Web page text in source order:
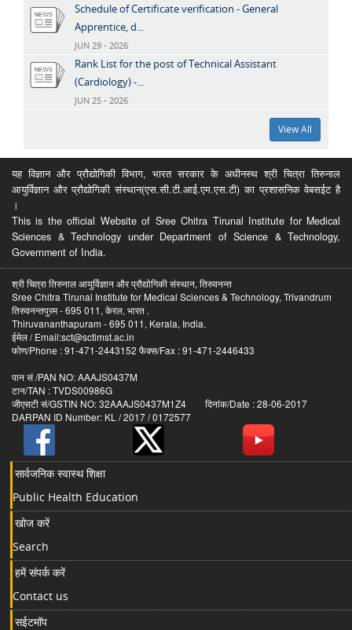
Schedule of Certificate verification - General
Apprentice, d...
JUN 29 - 2026
Rank List for the post of Technical Assistant
(Cardiology) -...
JUN 25 - 2026
View All
यह विज्ञान और प्रौद्योगिकी विभाग, भारत सरकार के अधीनस्थ श्री चित्रा तिरुनाल
आयुर्विज्ञान और प्रौद्योगिकी संस्थान(एस.सी.टी.आई.एम.एस.टी) का प्रशासनिक वेबसईट है
।
This is the official Website of Sree Chitra Tirunal Institute for Medical
Sciences & Technology under Department of Science & Technology,
Government of India.
श्री चित्रा तिरुनाल आयुर्विज्ञान और प्रौद्योगिकी संस्थान, तिरुवनन्त
Sree Chitra Tirunal Institute for Medical Sciences & Technology, Trivandrum
तिरुवनन्तपुरम - 695 011, केरल, भारत .
Thiruvananthapuram - 695 011, Kerala, India.
ईमेल / Email:sct@sctimst.ac.in
फोण/Phone : 91-471-2443152 फैक्स/Fax : 91-471-2446433
पान सं /PAN NO: AAAJS0437M
टान/TAN : TVDS00986G
जीएसटी सं/GSTIN NO: 32AAAJS0437M1Z4 दिनांक/Date : 28-06-2017
DARPAN ID Number: KL / 2017 / 0172577
सार्वजनिक स्वास्थ शिक्षा
Public Health Education
खोज करें
Search
हमें संपर्क करें
Contact us
सईटमॉप